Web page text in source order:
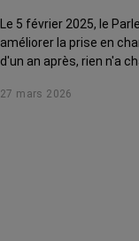
Le 5 février 2025, le
améliorer la prise en
d'un an après, rien n'a
au crible chacune des
27 mars 2026